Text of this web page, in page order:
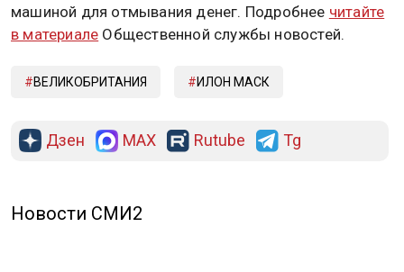
машиной для отмывания денег. Подробнее читайте
в материале Общественной службы новостей.
ВЕЛИКОБРИТАНИЯ ИЛОН МАСК
Дзен MAX Rutube Tg
Новости СМИ2